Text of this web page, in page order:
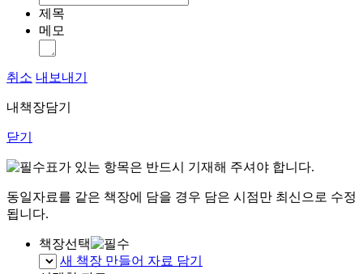
제목
메모
취소 내보내기
내책장담기
닫기
표가 있는 항목은 반드시 기재해 주셔야 합니다.
동일자료를 같은 책장에 담을 경우 담은 시점만 최신으로 수정
됩니다.
책장선택
새 책장 만들어 자료 담기